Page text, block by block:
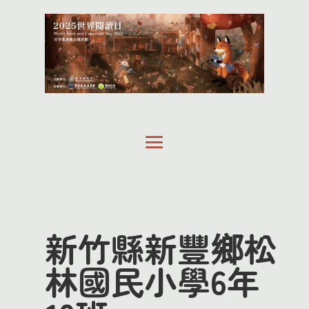
新竹縣新豐鄉松
林國民小學6年